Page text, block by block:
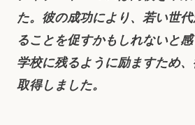
た。彼の成功により、若い世
ることを促すかもしれないと
学校に残るように励ますため
取得しました。